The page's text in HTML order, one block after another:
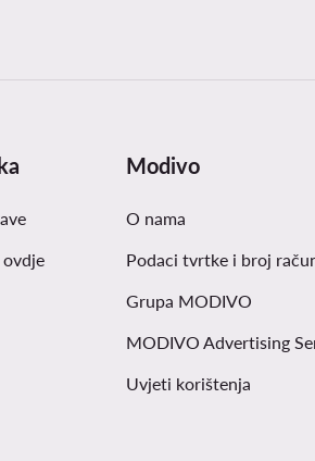
Modivo
O nama
Podaci tvrtke i broj
Grupa MODIVO
MODIVO Advertising
Uvjeti korištenja